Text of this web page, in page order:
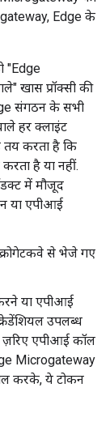
Edge के
"Edge
खास प्रॉक्सी की
संगठन के सभी
हर क्लाइंट
तय करता है कि
है या नहीं.
में मौजूद
या एपीआई
से भेजे गए
या एपीआई
उपलब्ध
ज़रिए एपीआई कॉल
Microgateway
करके, ये टोकन